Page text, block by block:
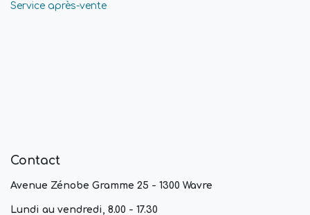
Service après-vente
Contact
Avenue Zénobe Gramme 25 - 1300 Wavre
Lundi au vendredi, 8.00 - 17.30